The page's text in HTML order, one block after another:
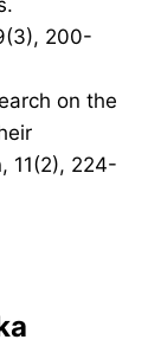
200-
on the
11(2), 224-